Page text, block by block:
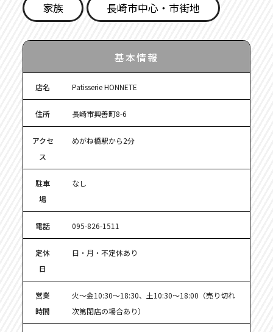
家族
長崎市中心・市街地
基本情報
店名 Patisserie HONNETE
住所 長崎市興善町8-6
アクセ
ス
めがね橋駅から2分
駐車
場
なし
電話 095-826-1511
定休
日
日・月・不定休あり
営業
時間
火～金10:30～18:30、土10:30～18:00（売り切れ
次第閉店の場合あり）